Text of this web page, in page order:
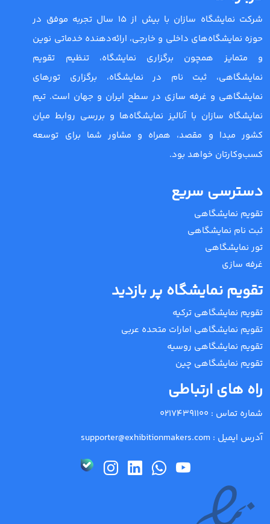
شرکت نمایشگاه سازان با بیش از 15 سال تجربه موفق در
حوزه نمایشگاه‌های داخلی و خارجی، ارائه‌دهنده خدماتی نوین
و متمایز همچون برگزاری نمایشگاه، تنظیم تقویم
نمایشگاهی، ثبت نام در نمایشگاه، برگزاری تورهای
نمایشگاهی و غرفه سازی در سطح ایران و جهان است. تیم
نمایشگاه سازان با آنالیز نمایشگاه‌ها و بررسی روابط میان
کشور مبدا و مقصد، همراه و مشاور شما برای توسعه
کسب‌وکارتان خواهد بود.
دسترسی سریع
تقویم نمایشگاهی
ثبت نام نمایشگاهی
تور نمایشگاهی
غرفه سازی
تقویم نمایشگاه پر بازدید
تقویم نمایشگاهی ترکیه
تقویم نمایشگاهی امارات متحده عربی
تقویم نمایشگاهی روسیه
تقویم نمایشگاهی چین
راه های ارتباطی
شماره تماس : 02174391100
آدرس ایمیل : supporter@exhibitionmakers.com